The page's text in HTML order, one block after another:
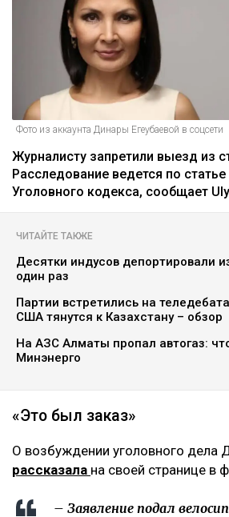
Фото из аккаунта Динары Егеубаевой в соцсети
Журналисту запретили выезд из
Расследование ведется по статье
Уголовного кодекса, сообщает
ЧИТАЙТЕ ТАКЖЕ
Десятки индусов депортировали
один раз
Партии встретились на
США тянутся к Казахстану – обзор
На АЗС Алматы пропал автогаз:
Минэнерго
«Это был заказ»
О возбуждении уголовного дела
рассказала на своей странице в
– Заявление подал